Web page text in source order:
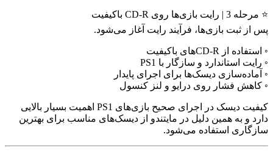
⭐ مرحله 3 | رایت بازی‌ها روی CD-R باکیفیت
پس از ثبت بازی‌ها، فرآیند رایت آغاز می‌شود.
◦ استفاده از CD-Rهای باکیفیت
◦ رایت استاندارد و سازگار با PS1
◦ آماده‌سازی دیسک‌ها برای اجرای پایدار
◦ کاهش فشار روی درایو و لنز کنسول
کیفیت دیسک در اجرای صحیح بازی‌های PS1 اهمیت بسیار بالایی
دارد و به همین دلیل در مایتندو از دیسک‌های مناسب برای بهترین
سازگاری استفاده می‌شود.